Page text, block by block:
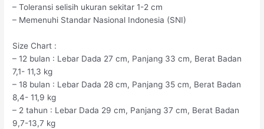
– Toleransi selisih ukuran sekitar 1-2 cm
– Memenuhi Standar Nasional Indonesia (SNI)
Size Chart :
– 12 bulan : Lebar Dada 27 cm, Panjang 33 cm, Berat Badan
7,1- 11,3 kg
– 18 bulan : Lebar Dada 28 cm, Panjang 35 cm, Berat Badan
8,4- 11,9 kg
– 2 tahun : Lebar Dada 29 cm, Panjang 37 cm, Berat Badan
9,7-13,7 kg